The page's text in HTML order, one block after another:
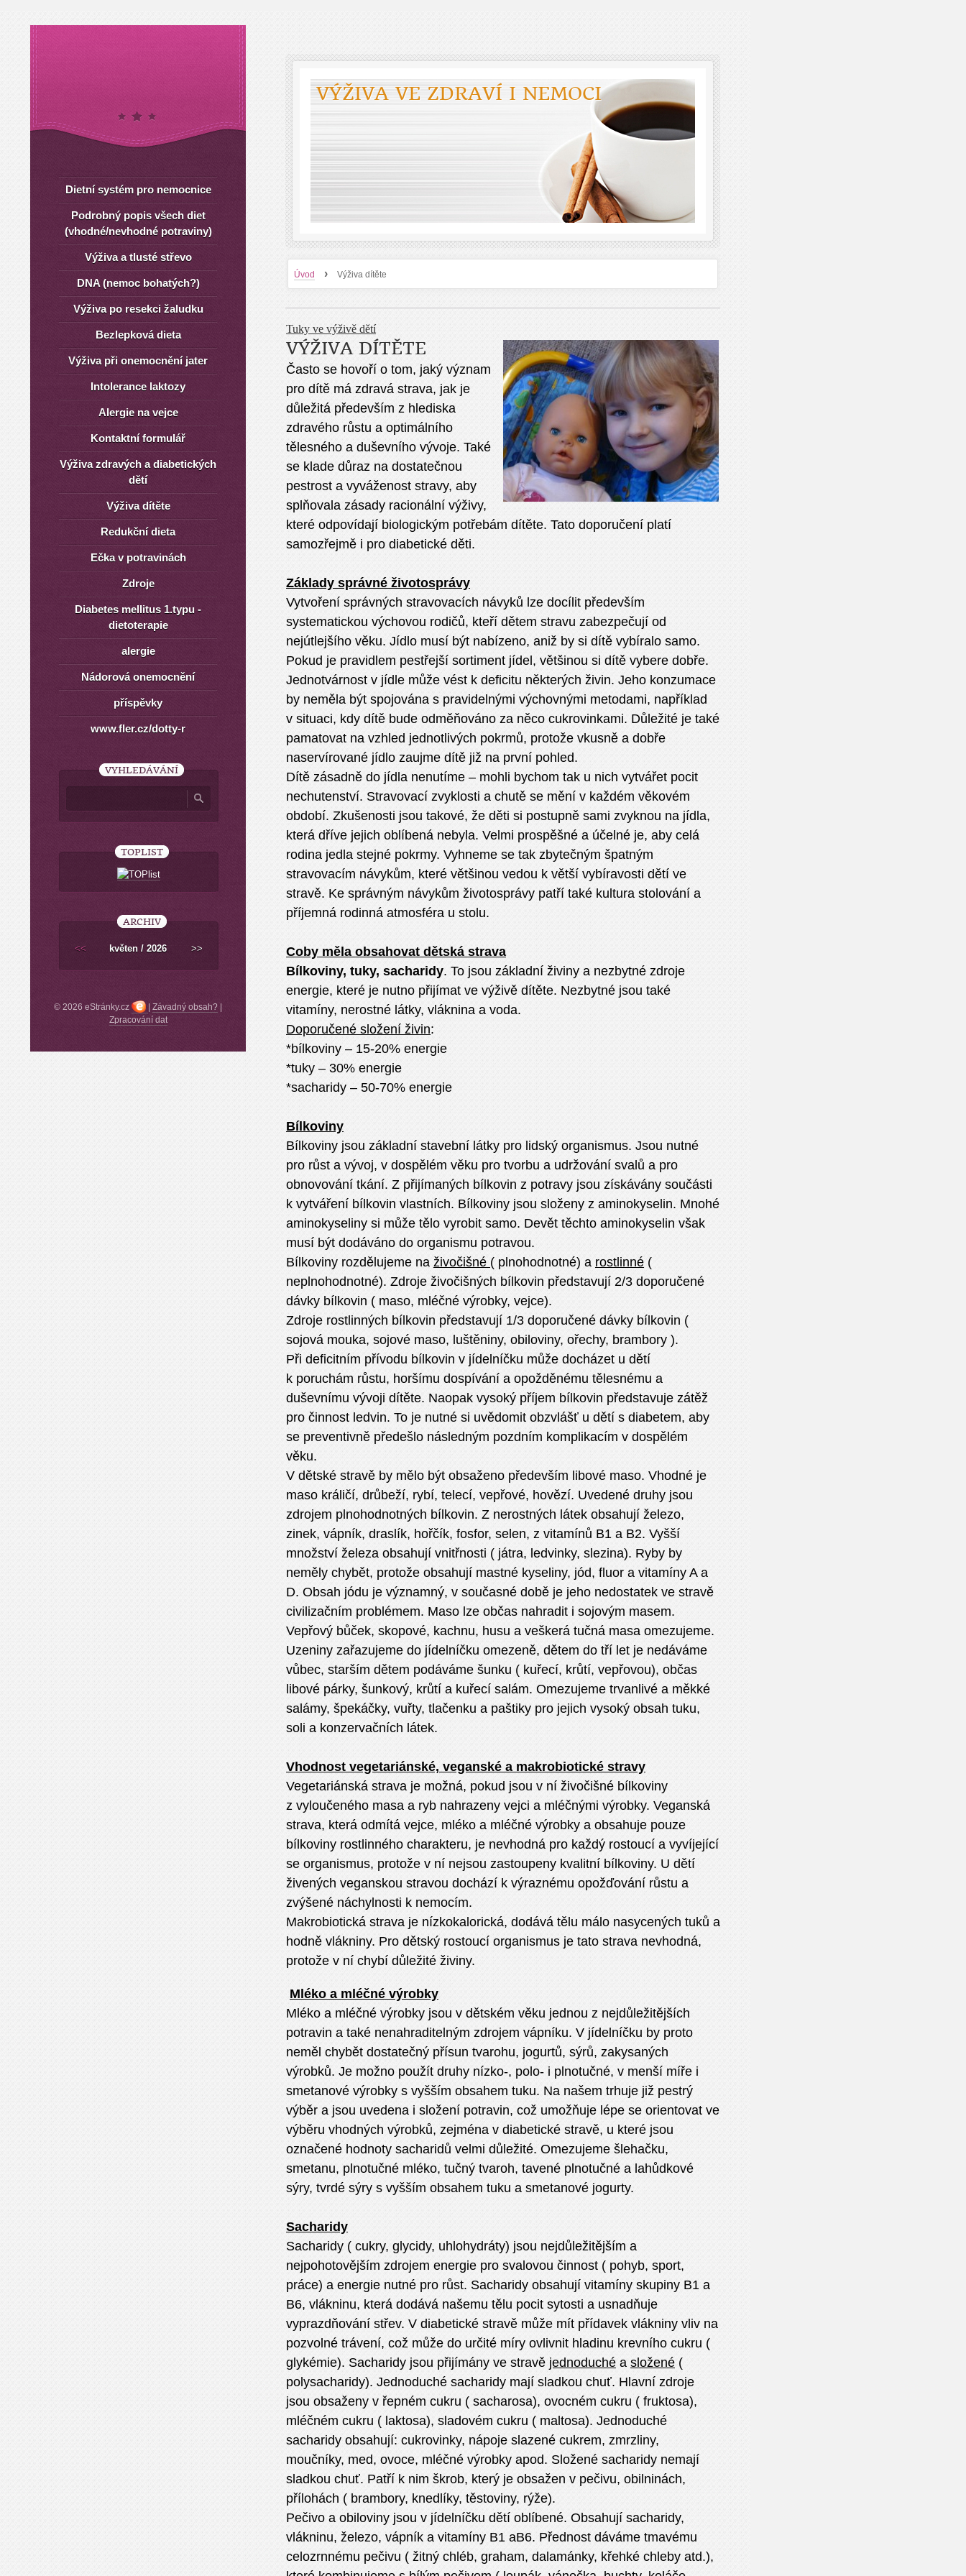
VÝŽIVA VE ZDRAVÍ I NEMOCI
Úvod › Výživa dítěte
Tuky ve výživě dětí
VÝŽIVA DÍTĚTE
Často se hovoří o tom, jaký význam
pro dítě má zdravá strava, jak je
důležitá především z hlediska
zdravého růstu a optimálního
tělesného a duševního vývoje. Také
se klade důraz na dostatečnou
pestrost a vyváženost stravy, aby
splňovala zásady racionální výživy,
které odpovídají biologickým potřebám dítěte. Tato doporučení platí
samozřejmě i pro diabetické děti.
Základy správné životosprávy
Vytvoření správných stravovacích návyků lze docílit především
systematickou výchovou rodičů, kteří dětem stravu zabezpečují od
nejútlejšího věku. Jídlo musí být nabízeno, aniž by si dítě vybíralo samo.
Pokud je pravidlem pestřejší sortiment jídel, většinou si dítě vybere dobře.
Jednotvárnost v jídle může vést k deficitu některých živin. Jeho konzumace
by neměla být spojována s pravidelnými výchovnými metodami, například
v situaci, kdy dítě bude odměňováno za něco cukrovinkami. Důležité je také
pamatovat na vzhled jednotlivých pokrmů, protože vkusně a dobře
naservírované jídlo zaujme dítě již na první pohled.
Dítě zásadně do jídla nenutíme – mohli bychom tak u nich vytvářet pocit
nechutenství. Stravovací zvyklosti a chutě se mění v každém věkovém
období. Zkušenosti jsou takové, že děti si postupně sami zvyknou na jídla,
která dříve jejich oblíbená nebyla. Velmi prospěšné a účelné je, aby celá
rodina jedla stejné pokrmy. Vyhneme se tak zbytečným špatným
stravovacím návykům, které většinou vedou k větší vybíravosti dětí ve
stravě. Ke správným návykům životosprávy patří také kultura stolování a
příjemná rodinná atmosféra u stolu.
Coby měla obsahovat dětská strava
Bílkoviny, tuky, sacharidy. To jsou základní živiny a nezbytné zdroje
energie, které je nutno přijímat ve výživě dítěte. Nezbytné jsou také
vitamíny, nerostné látky, vláknina a voda.
Doporučené složení živin:
*bílkoviny – 15-20% energie
*tuky – 30% energie
*sacharidy – 50-70% energie
Bílkoviny
Bílkoviny jsou základní stavební látky pro lidský organismus. Jsou nutné
pro růst a vývoj, v dospělém věku pro tvorbu a udržování svalů a pro
obnovování tkání. Z přijímaných bílkovin z potravy jsou získávány součásti
k vytváření bílkovin vlastních. Bílkoviny jsou složeny z aminokyselin. Mnohé
aminokyseliny si může tělo vyrobit samo. Devět těchto aminokyselin však
musí být dodáváno do organismu potravou.
Bílkoviny rozdělujeme na živočišné ( plnohodnotné) a rostlinné (
neplnohodnotné). Zdroje živočišných bílkovin představují 2/3 doporučené
dávky bílkovin ( maso, mléčné výrobky, vejce).
Zdroje rostlinných bílkovin představují 1/3 doporučené dávky bílkovin (
sojová mouka, sojové maso, luštěniny, obiloviny, ořechy, brambory ).
Při deficitním přívodu bílkovin v jídelníčku může docházet u dětí
k poruchám růstu, horšímu dospívání a opožděnému tělesnému a
duševnímu vývoji dítěte. Naopak vysoký příjem bílkovin představuje zátěž
pro činnost ledvin. To je nutné si uvědomit obzvlášť u dětí s diabetem, aby
se preventivně předešlo následným pozdním komplikacím v dospělém
věku.
V dětské stravě by mělo být obsaženo především libové maso. Vhodné je
maso králičí, drůbeží, rybí, telecí, vepřové, hovězí. Uvedené druhy jsou
zdrojem plnohodnotných bílkovin. Z nerostných látek obsahují železo,
zinek, vápník, draslík, hořčík, fosfor, selen, z vitamínů B1 a B2. Vyšší
množství železa obsahují vnitřnosti ( játra, ledvinky, slezina). Ryby by
neměly chybět, protože obsahují mastné kyseliny, jód, fluor a vitamíny A a
D. Obsah jódu je významný, v současné době je jeho nedostatek ve stravě
civilizačním problémem. Maso lze občas nahradit i sojovým masem.
Vepřový bůček, skopové, kachnu, husu a veškerá tučná masa omezujeme.
Uzeniny zařazujeme do jídelníčku omezeně, dětem do tří let je nedáváme
vůbec, starším dětem podáváme šunku ( kuřecí, krůtí, vepřovou), občas
libové párky, šunkový, krůtí a kuřecí salám. Omezujeme trvanlivé a měkké
salámy, špekáčky, vuřty, tlačenku a paštiky pro jejich vysoký obsah tuku,
soli a konzervačních látek.
Vhodnost vegetariánské, veganské a makrobiotické stravy
Vegetariánská strava je možná, pokud jsou v ní živočišné bílkoviny
z vyloučeného masa a ryb nahrazeny vejci a mléčnými výrobky. Veganská
strava, která odmítá vejce, mléko a mléčné výrobky a obsahuje pouze
bílkoviny rostlinného charakteru, je nevhodná pro každý rostoucí a vyvíjející
se organismus, protože v ní nejsou zastoupeny kvalitní bílkoviny. U dětí
živených veganskou stravou dochází k výraznému opožďování růstu a
zvýšené náchylnosti k nemocím.
Makrobiotická strava je nízkokalorická, dodává tělu málo nasycených tuků a
hodně vlákniny. Pro dětský rostoucí organismus je tato strava nevhodná,
protože v ní chybí důležité živiny.
Mléko a mléčné výrobky
Mléko a mléčné výrobky jsou v dětském věku jednou z nejdůležitějších
potravin a také nenahraditelným zdrojem vápníku. V jídelníčku by proto
neměl chybět dostatečný přísun tvarohu, jogurtů, sýrů, zakysaných
výrobků. Je možno použít druhy nízko-, polo- i plnotučné, v menší míře i
smetanové výrobky s vyšším obsahem tuku. Na našem trhuje již pestrý
výběr a jsou uvedena i složení potravin, což umožňuje lépe se orientovat ve
výběru vhodných výrobků, zejména v diabetické stravě, u které jsou
označené hodnoty sacharidů velmi důležité. Omezujeme šlehačku,
smetanu, plnotučné mléko, tučný tvaroh, tavené plnotučné a lahůdkové
sýry, tvrdé sýry s vyšším obsahem tuku a smetanové jogurty.
Sacharidy
Sacharidy ( cukry, glycidy, uhlohydráty) jsou nejdůležitějším a
nejpohotovějším zdrojem energie pro svalovou činnost ( pohyb, sport,
práce) a energie nutné pro růst. Sacharidy obsahují vitamíny skupiny B1 a
B6, vlákninu, která dodává našemu tělu pocit sytosti a usnadňuje
vyprazdňování střev. V diabetické stravě může mít přídavek vlákniny vliv na
pozvolné trávení, což může do určité míry ovlivnit hladinu krevního cukru (
glykémie). Sacharidy jsou přijímány ve stravě jednoduché a složené (
polysacharidy). Jednoduché sacharidy mají sladkou chuť. Hlavní zdroje
jsou obsaženy v řepném cukru ( sacharosa), ovocném cukru ( fruktosa),
mléčném cukru ( laktosa), sladovém cukru ( maltosa). Jednoduché
sacharidy obsahují: cukrovinky, nápoje slazené cukrem, zmrzliny,
moučníky, med, ovoce, mléčné výrobky apod. Složené sacharidy nemají
sladkou chuť. Patří k nim škrob, který je obsažen v pečivu, obilninách,
přílohách ( brambory, knedlíky, těstoviny, rýže).
Pečivo a obiloviny jsou v jídelníčku dětí oblíbené. Obsahují sacharidy,
vlákninu, železo, vápník a vitamíny B1 aB6. Přednost dáváme tmavému
celozrnnému pečivu ( žitný chléb, graham, dalamánky, křehké chleby atd.),
Dietní systém pro nemocnice
Podrobný popis všech diet
(vhodné/nevhodné potraviny)
Výživa a tlusté střevo
DNA (nemoc bohatých?)
Výživa po resekci žaludku
Bezlepková dieta
Výživa při onemocnění jater
Intolerance laktozy
Alergie na vejce
Kontaktní formulář
Výživa zdravých a diabetických
dětí
Výživa dítěte
Redukční dieta
Ečka v potravinách
Zdroje
Diabetes mellitus 1.typu -
dietoterapie
alergie
Nádorová onemocnění
příspěvky
www.fler.cz/dotty-r
VYHLEDÁVÁNÍ
TOPLIST
ARCHIV
<< květen / 2026 >>
© 2026 eStránky.cz Závadný obsah?
Zpracování dat